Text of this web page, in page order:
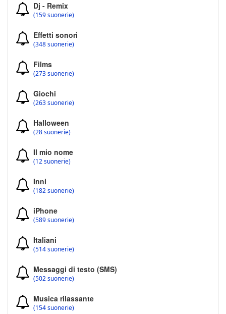
Dj - Remix
(159 suonerie)
Effetti sonori
(348 suonerie)
Films
(273 suonerie)
Giochi
(263 suonerie)
Halloween
(28 suonerie)
Il mio nome
(12 suonerie)
Inni
(182 suonerie)
iPhone
(589 suonerie)
Italiani
(514 suonerie)
Messaggi di testo (SMS)
(502 suonerie)
Musica rilassante
(154 suonerie)